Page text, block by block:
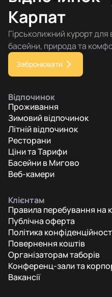
Карпат
Гірськолижний курорт для
басейни, природа та
Забронювати
Відпочинок
Проживання
Зимовий відпочинок
Літній відпочинок
Ресторани
Ціни та Тарифи
Басейни в Мигово
Веб-камери
Клієнтам
Правила перебування на
Публічна оферта
Політика
Повернення коштів
Організаторам таборів
Конференц-зали та
Вакансії